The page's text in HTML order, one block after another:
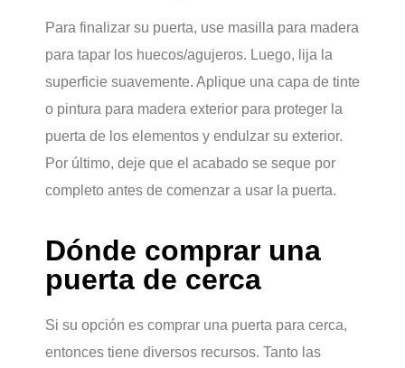
Para finalizar su puerta, use masilla para madera
para tapar los huecos/agujeros. Luego, lija la
superficie suavemente. Aplique una capa de tinte
o pintura para madera exterior para proteger la
puerta de los elementos y endulzar su exterior.
Por último, deje que el acabado se seque por
completo antes de comenzar a usar la puerta.
Dónde comprar una
puerta de cerca
Si su opción es comprar una puerta para cerca,
entonces tiene diversos recursos. Tanto las